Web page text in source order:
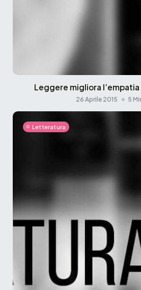
Leggere migliora
26 Aprile 2015 5
Letteratura